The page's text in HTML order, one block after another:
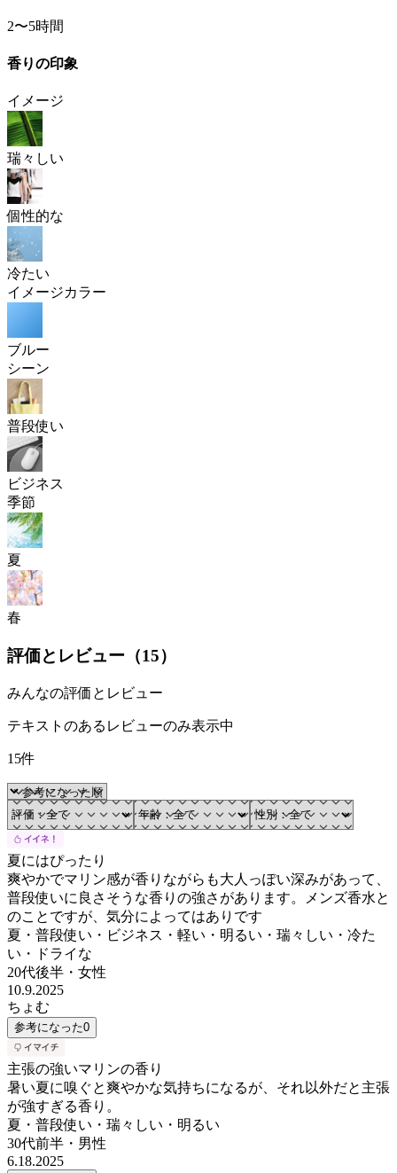
2〜5時間
香りの印象
イメージ
瑞々しい
個性的な
冷たい
イメージカラー
ブルー
シーン
普段使い
ビジネス
季節
夏
春
評価とレビュー（15）
みんなの評価とレビュー
テキストのあるレビューのみ表示中
15件
夏にはぴったり
爽やかでマリン感が香りながらも大人っぽい深みがあって、
普段使いに良さそうな香りの強さがあります。メンズ香水と
のことですが、気分によってはありです
夏・普段使い・ビジネス・軽い・明るい・瑞々しい・冷た
い・ドライな
20代後半 ・ 女性
10.9.2025
ちょむ
参考になった0
主張の強いマリンの香り
暑い夏に嗅ぐと爽やかな気持ちになるが、それ以外だと主張
が強すぎる香り。
夏・普段使い・瑞々しい・明るい
30代前半 ・ 男性
6.18.2025